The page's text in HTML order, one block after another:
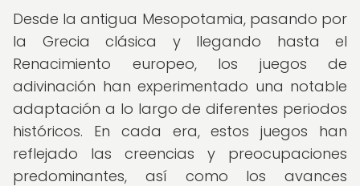
Desde la antigua Mesopotamia, pasando por
la Grecia clásica y llegando hasta el
Renacimiento europeo, los juegos de
adivinación han experimentado una notable
adaptación a lo largo de diferentes periodos
históricos. En cada era, estos juegos han
reflejado las creencias y preocupaciones
predominantes, así como los avances